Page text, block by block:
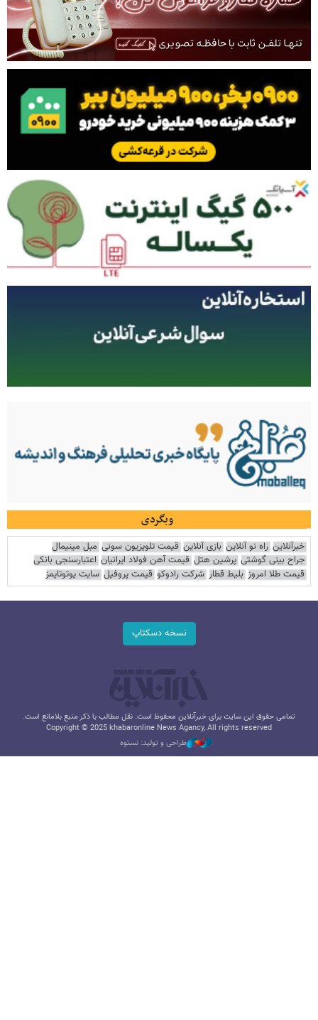
وبگردی
خبرآنلاین راه نو آنلاین بازی آنلاین قیمت تلویزیون سونی مبل مینیمال
جراح بینی گوشتی پرشین هتل قیمت آهن فولاد ایرانیان اعتبارسنجی بانکی
قیمت طلا امروز بلیط قطار شرکت رادوکو قیمت پروفیل سایت یوتوتایمز
نسخه دسکتاپ
تمامی حقوق این سایت برای خبرآنلاین محفوظ است. نقل مطالب با ذکر منبع بلامانع است.
Copyright © 2025 khabaronline News Agancy, All rights reserved
طراحی و تولید: نستوه